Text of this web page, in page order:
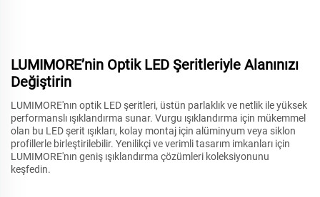
LUMIMORE’nin Optik LED Şeritleriyle Alanınızı
Değiştirin
LUMIMORE'nın optik LED şeritleri, üstün parlaklık ve netlik ile yüksek
performanslı ışıklandırma sunar. Vurgu ışıklandırma için mükemmel
olan bu LED şerit ışıkları, kolay montaj için alüminyum veya siklon
profillerle birleştirilebilir. Yenilikçi ve verimli tasarım imkanları için
LUMIMORE'nın geniş ışıklandırma çözümleri koleksiyonunu
keşfedin.